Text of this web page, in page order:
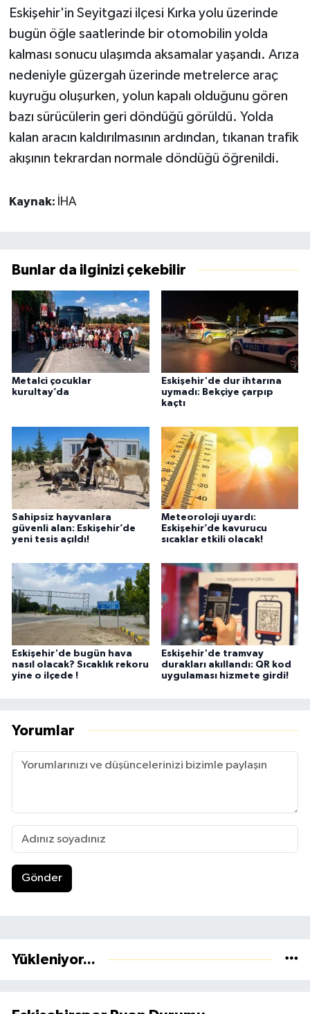
Eskişehir'in Seyitgazi ilçesi Kırka yolu üzerinde
bugün öğle saatlerinde bir otomobilin yolda
kalması sonucu ulaşımda aksamalar yaşandı. Arıza
nedeniyle güzergah üzerinde metrelerce araç
kuyruğu oluşurken, yolun kapalı olduğunu gören
bazı sürücülerin geri döndüğü görüldü. Yolda
kalan aracın kaldırılmasının ardından, tıkanan trafik
akışının tekrardan normale döndüğü öğrenildi.
Kaynak: İHA
Bunlar da ilginizi çekebilir
Metalci çocuklar
kurultay’da
Eskişehir'de dur ihtarına
uymadı: Bekçiye çarpıp
kaçtı
Sahipsiz hayvanlara
güvenli alan: Eskişehir’de
yeni tesis açıldı!
Meteoroloji uyardı:
Eskişehir’de kavurucu
sıcaklar etkili olacak!
Eskişehir'de bugün hava
nasıl olacak? Sıcaklık rekoru
yine o ilçede !
Eskişehir'de tramvay
durakları akıllandı: QR kod
uygulaması hizmete girdi!
Yorumlar
Gönder
Yükleniyor...
Teknoloji
Yurttan